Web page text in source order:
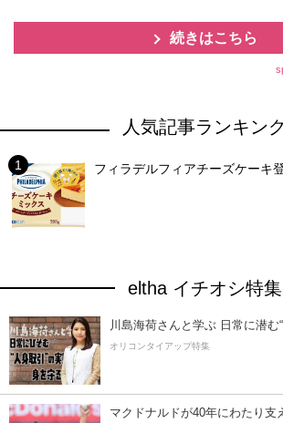
続きはこちら
人気記事ランキン
フィラデルフィアチーズケーキ
eltha イチオシ特集
川島海荷さんと学ぶ 日常に潜む
オリコンタイアップ特集
マクドナルドが40年にわたり支